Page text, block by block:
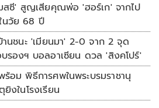
สซี' สูญเสียคุณพ่อ 'ฮอร์เก' จากไป
นวัย 68 ปี
านชนะ 'เมียนมา' 2-0 จาก 2 จุด
บรองฯ บอลอาเซียน ดวล 'สิงคโปร์'
ร้อม พิธีการศพในพระบรมราชานุ
ยิงในโรงเรียน